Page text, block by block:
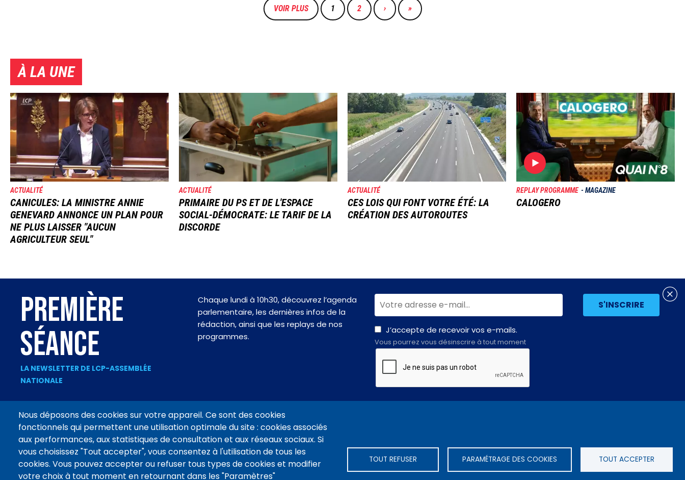
VOIR PLUS
PAGE
COURANTE
1 PAGE
2
PAGE
SUIVANTE
›
DERNIÈRE
PAGE
»
À LA UNE
Image
ACTUALITÉ
CANICULES: LA MINISTRE ANNIE
GENEVARD ANNONCE UN PLAN POUR
NE PLUS LAISSER "AUCUN
AGRICULTEUR SEUL"
Image
ACTUALITÉ
PRIMAIRE DU PS ET DE L'ESPACE
SOCIAL-DÉMOCRATE: LE TARIF DE LA
DISCORDE
Image
ACTUALITÉ
CES LOIS QUI FONT VOTRE ÉTÉ: LA
CRÉATION DES AUTOROUTES
Image
REPLAY PROGRAMME MAGAZINE
CALOGERO
Nous déposons des cookies sur votre appareil. Ce sont des cookies
fonctionnels qui permettent une utilisation optimale du site : cookies associés
aux performances, aux statistiques de consultation et aux réseaux sociaux. Si
vous choisissez "Tout accepter", vous consentez à l'utilisation de tous les
cookies. Vous pouvez accepter ou refuser tous types de cookies et modifier
votre choix à tout moment en retournant dans les "Paramètres"
TOUT REFUSER PARAMÉTRAGE DES COOKIES TOUT ACCEPTER
PREMIÈRE
SÉANCE
LA NEWSLETTER DE LCP-ASSEMBLÉE
NATIONALE
Chaque lundi à 10h30, découvrez l’agenda
parlementaire, les dernières infos de la
rédaction, ainsi que les replays de nos
programmes.
J’accepte de recevoir vos e-mails.
Vous pourrez vous désinscrire à tout moment
Footer
menu
CONTACT MENTIONS LÉGALES DONNÉES PERSONNELLES VIDÉOTHÈQUE CONNEXION